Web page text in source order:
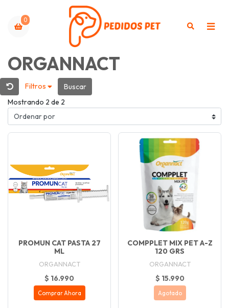
0
ORGANNACT
Filtros
Buscar
Mostrando 2 de 2
PROMUN CAT PASTA 27
ML
ORGANNACT
$ 16.990
Comprar Ahora
COMPPLET MIX PET A-Z
120 GRS
ORGANNACT
$ 15.990
Agotado